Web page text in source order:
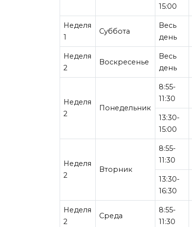
15:00
Неделя
1
Суббота
Весь
день
Неделя
2
Воскресенье
Весь
день
Неделя
2
Понедельник
8:55-
11:30
13:30-
15:00
Неделя
2
Вторник
8:55-
11:30
13:30-
16:30
Неделя
2
Среда
8:55-
11:30